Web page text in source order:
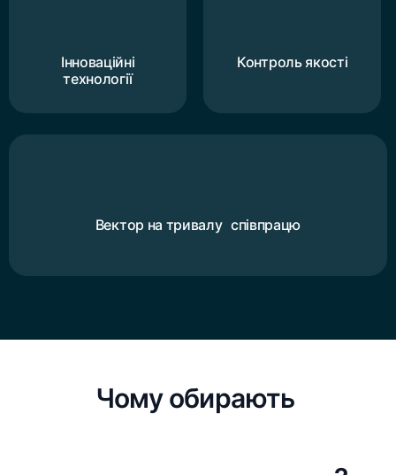
Інноваційні
технології
Контроль якості
Вектор на тривалу співпрацю
Чому обирають